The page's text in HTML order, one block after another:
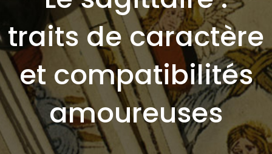
traits de caractère
et compatibilités
amoureuses